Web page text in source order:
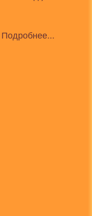
Подробнее...